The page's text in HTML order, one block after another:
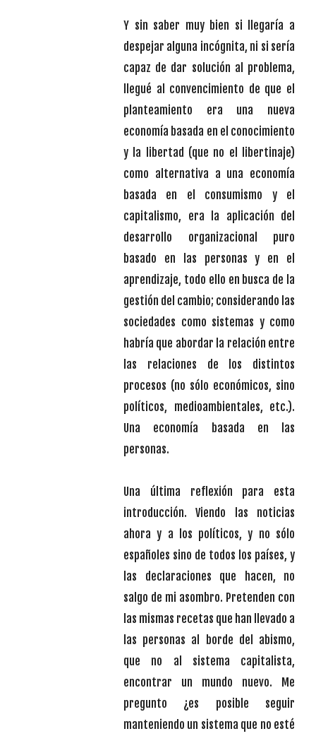
Y sin saber muy bien si llegaría a
despejar alguna incógnita, ni si sería
capaz de dar solución al problema,
llegué al convencimiento de que el
planteamiento era una nueva
economía basada en el conocimiento
y la libertad (que no el libertinaje)
como alternativa a una economía
basada en el consumismo y el
capitalismo, era la aplicación del
desarrollo organizacional puro
basado en las personas y en el
aprendizaje, todo ello en busca de la
gestión del cambio; considerando las
sociedades como sistemas y como
habría que abordar la relación entre
las relaciones de los distintos
procesos (no sólo económicos, sino
políticos, medioambientales, etc.).
Una economía basada en las
personas.
Una última reflexión para esta
introducción. Viendo las noticias
ahora y a los políticos, y no sólo
españoles sino de todos los países, y
las declaraciones que hacen, no
salgo de mi asombro. Pretenden con
las mismas recetas que han llevado a
las personas al borde del abismo,
que no al sistema capitalista,
encontrar un mundo nuevo. Me
pregunto ¿es posible seguir
manteniendo un sistema que no esté